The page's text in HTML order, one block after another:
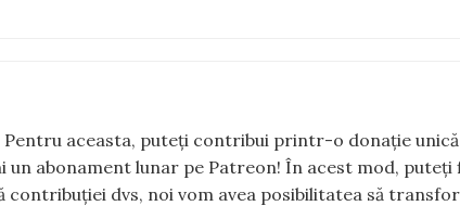
aceasta, puteți contribui printr-o donație
abonament lunar pe Patreon! În acest mod, puteți
dvs, noi vom avea posibilitatea să